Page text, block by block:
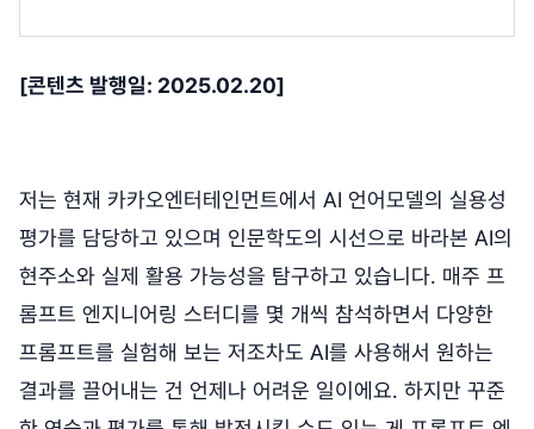
[콘텐츠 발행일: 2025.02.20]
저는 현재 카카오엔터테인먼트에서 AI 언어모델의 실용성
평가를 담당하고 있으며 인문학도의 시선으로 바라본 AI의
현주소와 실제 활용 가능성을 탐구하고 있습니다. 매주 프
롬프트 엔지니어링 스터디를 몇 개씩 참석하면서 다양한
프롬프트를 실험해 보는 저조차도 AI를 사용해서 원하는
결과를 끌어내는 건 언제나 어려운 일이에요. 하지만 꾸준